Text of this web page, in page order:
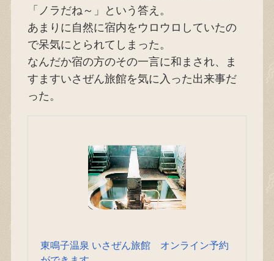
「ノラだね～」という答え。
あまりに自然に宿内をウロウロしていたの
で呆気にとられてしまった。
なんだか宿の方のその一言に和まされ、ま
すますいさぜん旅館を気に入った出来事だ
った。
東鳴子温泉 いさぜん旅館 オンライン予約